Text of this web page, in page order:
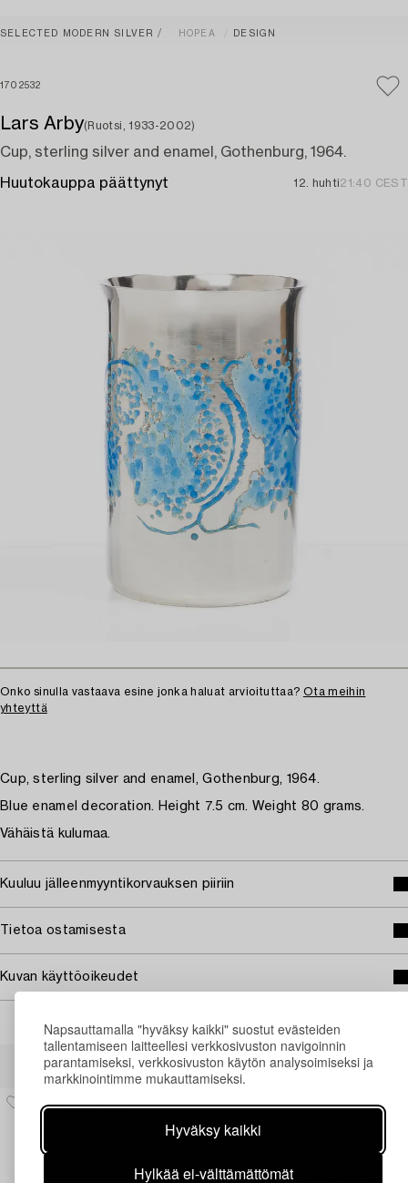
Napsauttamalla "hyväksy kaikki" suostut evästeiden
tallentamiseen laitteellesi verkkosivuston navigoinnin
parantamiseksi, verkkosivuston käytön analysoimiseksi ja
markkinointimme mukauttamiseksi.
Hyväksy kaikki
Hylkää ei-välttämättömät
SELECTED MODERN SILVER HOPEA DESIGN
1702532
Lars Arby(Ruotsi, 1933-2002)
Cup, sterling silver and enamel, Gothenburg, 1964.
Huutokauppa päättynyt 12. huhti21:40 CEST
Onko sinulla vastaava esine jonka haluat arvioituttaa? Ota meihin
yhteyttä
Cup, sterling silver and enamel, Gothenburg, 1964.
Blue enamel decoration. Height 7.5 cm. Weight 80 grams.
Vähäistä kulumaa.
Kuuluu jälleenmyyntikorvauksen piiriin
Tietoa ostamisesta
Kuvan käyttöoikeudet
Muiden katsomia kohteita